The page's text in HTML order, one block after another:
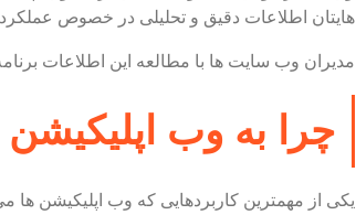
هایتان اطلاعات دقیق و تحلیلی در خصوص
مدیران وب سایت ها با مطالعه این اطلاعات
چرا به وب اپلیکیشن
یکی از مهمترین کاربردهایی که وب اپلیکیشن ها